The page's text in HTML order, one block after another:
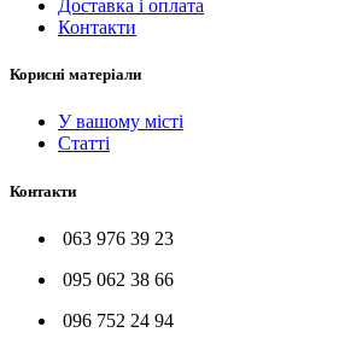
Доставка і оплата
Контакти
Корисні матеріали
У вашому місті
Статті
Контакти
063 976 39 23
095 062 38 66
096 752 24 94